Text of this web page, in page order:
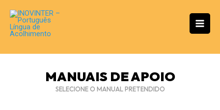
content
MANUAIS DE APOIO
SELECIONE O MANUAL PRETENDIDO